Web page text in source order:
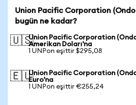
Union Pacific Corporation
bugün ne kadar?
🇺🇸Union Pacific Corporation
Amerikan Doları'na
1 UNPon eşittir $295,08
🇪🇺Union Pacific Corporation
Euro'na
1 UNPon eşittir €255,24